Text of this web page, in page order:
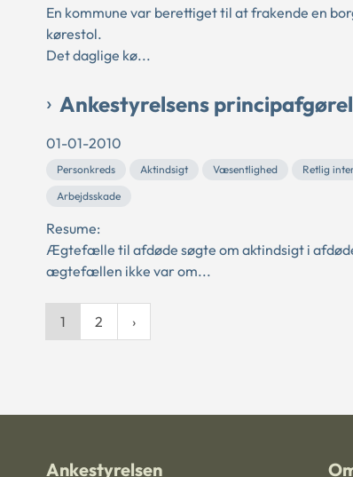
En kommune var berettiget til at frakende en
kørestol.
Det daglige kø...
Ankestyrelsens
01-01-2010
Personkreds Aktindsigt Væsentlighed Retlig
Arbejdsskade
Resume:
Ægtefælle til afdøde søgte om aktindsigt i
ægtefællen ikke var om...
1 2
Ankestyrelsen